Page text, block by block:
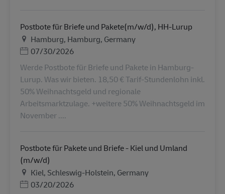
Postbote für Briefe und Pakete(m/w/d), HH-Lurup
Ubicación
Hamburg, Hamburg, Germany
Posted Date
07/30/2026
Werde Postbote für Briefe und Pakete in Hamburg-
Lurup. Was wir bieten. 18,50 € Tarif-Stundenlohn inkl.
50% Weihnachtsgeld und regionale
Arbeitsmarktzulage. +weitere 50% Weihnachtsgeld im
November ....
Postbote für Pakete und Briefe - Kiel und Umland
(m/w/d)
Ubicación
Kiel, Schleswig-Holstein, Germany
Posted Date
03/20/2026